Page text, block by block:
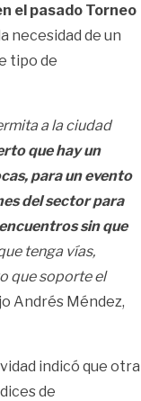
el pasado Torneo
necesidad de un
tipo de
a la ciudad
que hay un
para un evento
del sector para
sin que
tenga vías,
que soporte el
Andrés Méndez,
indicó que otra
de